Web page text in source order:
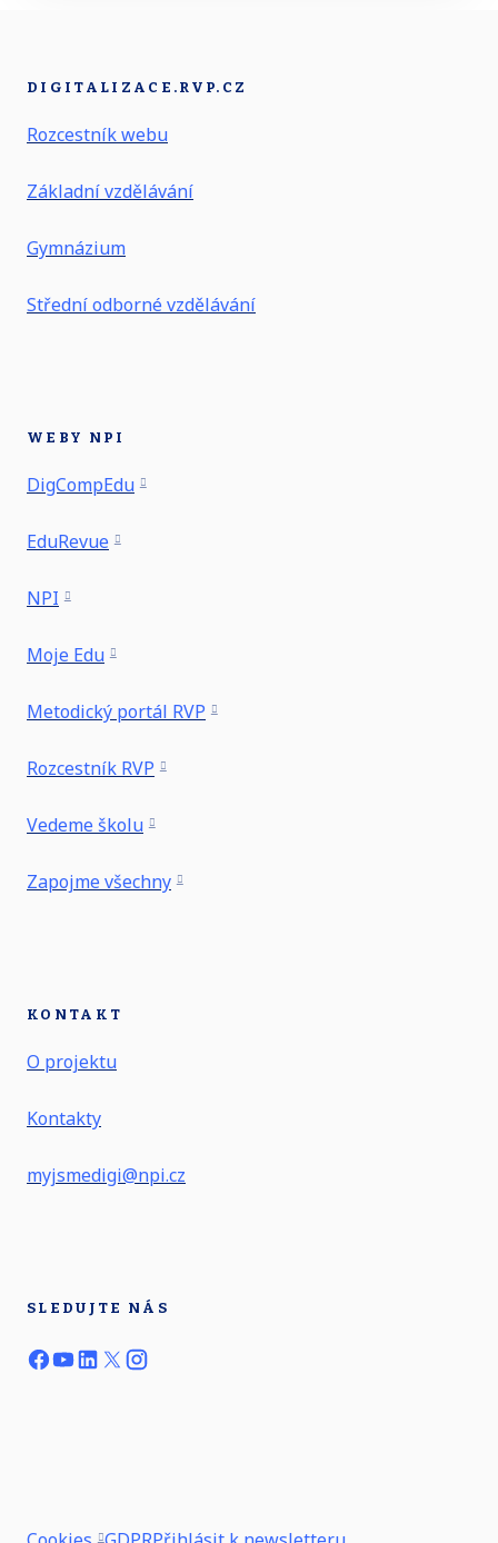
DIGITALIZACE.RVP.CZ
Rozcestník webu
Základní vzdělávání
Gymnázium
Střední odborné vzdělávání
WEBY NPI
DigCompEdu
EduRevue
NPI
Moje Edu
Metodický portál RVP
Rozcestník RVP
Vedeme školu
Zapojme všechny
KONTAKT
O projektu
Kontakty
myjsmedigi@npi.cz
SLEDUJTE NÁS